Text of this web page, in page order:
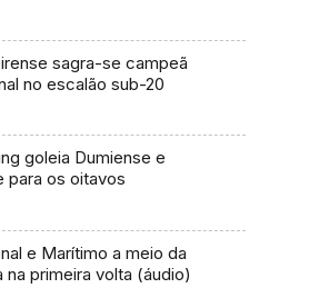
sagra-se campeã
no escalão sub-20
goleia Dumiense e
para os oitavos
e Marítimo a meio da
na primeira volta (áudio)